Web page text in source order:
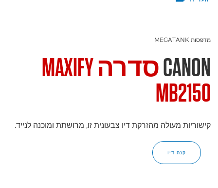
מדפסות MEGATANK
CANON
סדרה MAXIFY
MB2150
קישוריות מעולה מהזרקת דיו צבעונית זו, מרושתת ומוכנה לנייד.
קנה דיו